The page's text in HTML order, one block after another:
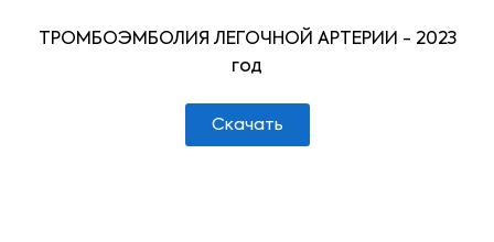
ТРОМБОЭМБОЛИЯ ЛЕГОЧНОЙ АРТЕРИИ - 2023
год
Скачать